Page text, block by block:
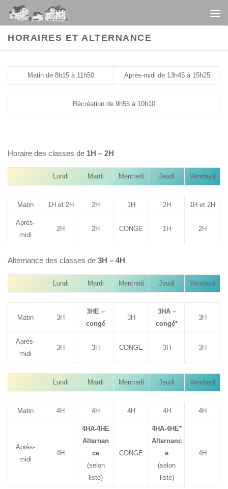
Au dessous du contenu
HORAIRES ET ALTERNANCE
Matin de 8h15 à 11h50 Après-midi de 13h45 à 15h25
Récréation de 9h55 à 10h10
Horaire des classes de 1H – 2H
Lundi Mardi Mercredi Jeudi Vendredi
Matin 1H et 2H 2H 1H 2H 1H et 2H
Après-
midi
2H 2H CONGE 1H 2H
Alternance des classes de 3H – 4H
Lundi Mardi Mercredi Jeudi Vendredi
Matin 3H
3HE –
congé
3H
3HA –
congé*
3H
Après-
midi
3H 3H CONGE 3H 3H
Lundi Mardi Mercredi Jeudi Vendredi
Matin 4H 4H 4H 4H 4H
Après-
midi
4H
4HA-4HE
Alternan
ce
(selon
liste)
CONGE
4HA-4HE*
Alternanc
e
(selon
liste)
4H